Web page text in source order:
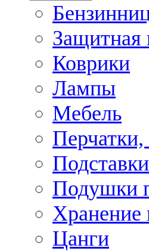
Защитная
Коврики
Лампы
Мебель
Подушки
Хранение
Цанги